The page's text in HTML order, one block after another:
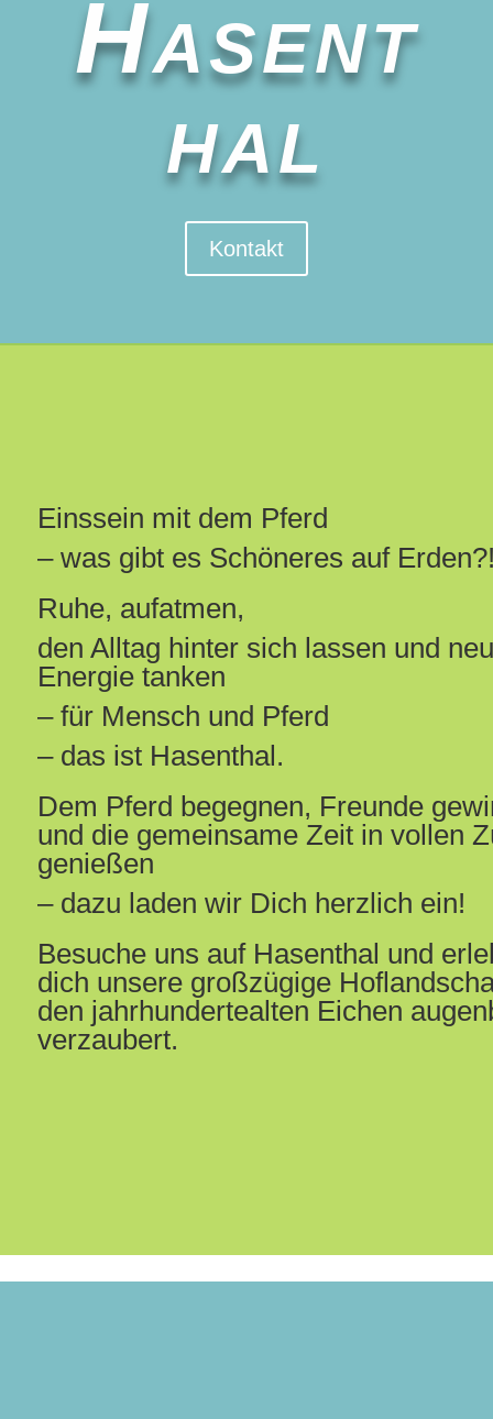
Hasent
hal
Kontakt
Einssein mit dem Pferd
– was gibt es Schöneres auf
Ruhe, aufatmen,
den Alltag hinter sich lassen und
Energie tanken
– für Mensch und Pferd
– das ist Hasenthal.
Dem Pferd begegnen, Freunde
und die gemeinsame Zeit in vollen
genießen
– dazu laden wir Dich herzlich ein!
Besuche uns auf Hasenthal und
dich unsere großzügige
den jahrhundertealten Eichen
verzaubert.